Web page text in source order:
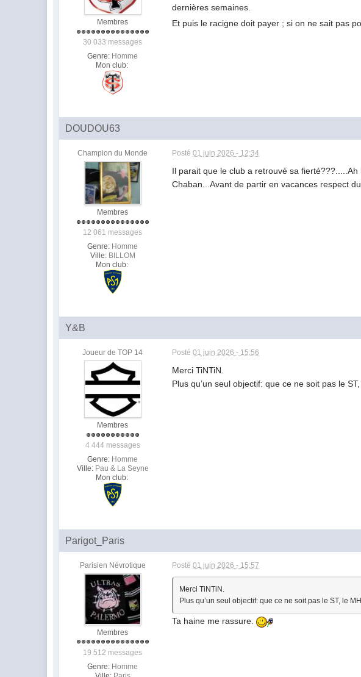
Membres
30 033 messages
Genre: Homme
Mon club:
dernières semaines.
Et puis le racigne doit payer ; si on ne sait pas
DOUDOU63
Champion du Monde
Membres
12 061 messages
Genre: Homme
Ville: BILLOM
Mon club:
Posté01 juin 2026 - 12:34
Il parait que le club a retrouvé sa
Chaban...Avant de partir en vacances respect
Y&B
Joueur de TOP 14
Membres
4 444 messages
Genre: Homme
Ville: Pau & La Seyne
Mon club:
Posté01 juin 2026 - 15:56
Merci TiNTiN.
Plus qu’un seul objectif: que ce ne soit pas le
Parigot_Paris
Parisien Névrotique
Membres
19 512 messages
Genre: Homme
Posté01 juin 2026 - 15:57
Merci TiNTiN.
Plus qu’un seul objectif: que ce ne soit pas le ST, le
Ta haine me rassure.